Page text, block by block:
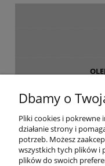
Dbamy o
Pliki cookies i
działanie strony i
potrzeb. Możesz
wszystkich tych plików i
plików do swoich